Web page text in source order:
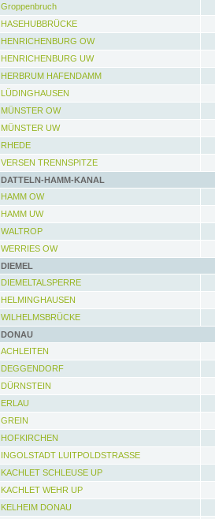
Groppenbruch
HASEHUBBRÜCKE
HENRICHENBURG OW
HENRICHENBURG UW
HERBRUM HAFENDAMM
LÜDINGHAUSEN
MÜNSTER OW
MÜNSTER UW
RHEDE
VERSEN TRENNSPITZE
DATTELN-HAMM-KANAL
HAMM OW
HAMM UW
WALTROP
WERRIES OW
DIEMEL
DIEMELTALSPERRE
HELMINGHAUSEN
WILHELMSBRÜCKE
DONAU
ACHLEITEN
DEGGENDORF
DÜRNSTEIN
ERLAU
GREIN
HOFKIRCHEN
INGOLSTADT LUITPOLDSTRASSE
KACHLET SCHLEUSE UP
KACHLET WEHR UP
KELHEIM DONAU